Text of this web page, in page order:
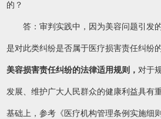
的？
答：审判实践中，因为美容问题引发
是对此类纠纷是否属于医疗损害责任纠纷
美容损害责任纠纷的法律适用规则， 对于
发展、维护广大人民群众的健康利益具有
基础上，参考《医疗机构管理条例实施细